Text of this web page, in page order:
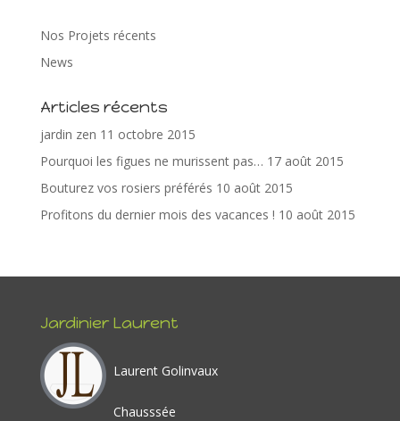
e
b
o
o
k
itter
st
n
Nos Projets récents
News
Articles récents
jardin zen 11 octobre 2015
Pourquoi les figues ne murissent pas… 17 août 2015
Bouturez vos rosiers préférés 10 août 2015
Profitons du dernier mois des vacances ! 10 août 2015
Jardinier Laurent
Laurent Golinvaux
Chausssée